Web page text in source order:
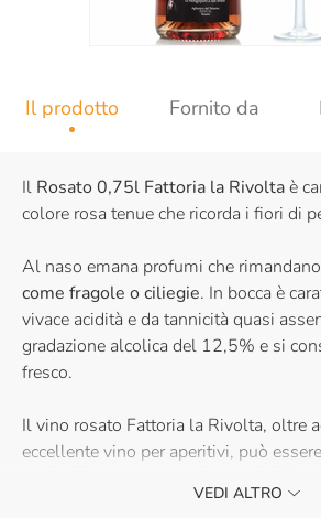
Il prodotto Fornito da
Il Rosato 0,75l Fattoria la Rivoltaè
colore rosa tenue che ricorda i fiori di
Al naso emana profumi che
come fragole o ciliegie. In bocca è
vivace acidità e da tannicità quasi
gradazione alcolica del 12,5% e si
fresco.
Il vino rosato Fattoria la Rivolta, oltre
eccellente vino per aperitivi, può
oppure con paste e risotti. Le sue
VEDI ALTRO